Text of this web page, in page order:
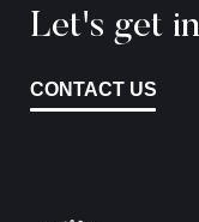
Let's get
CONTACT US